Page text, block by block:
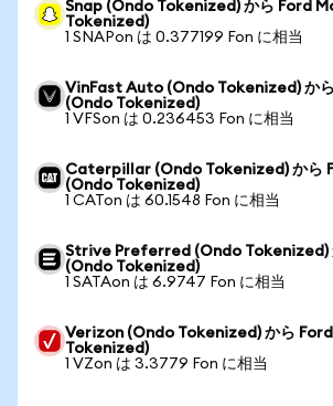
Snap (Ondo Tokenized) から Ford
Tokenized)
1 SNAPon は 0.377199 Fon に相当
VinFast Auto (Ondo Tokenized) か
(Ondo Tokenized)
1 VFSon は 0.236453 Fon に相当
Caterpillar (Ondo Tokenized) から
(Ondo Tokenized)
1 CATon は 60.1548 Fon に相当
Strive Preferred (Ondo Tokenized)
(Ondo Tokenized)
1 SATAon は 6.9747 Fon に相当
Verizon (Ondo Tokenized) から
Tokenized)
1 VZon は 3.3779 Fon に相当